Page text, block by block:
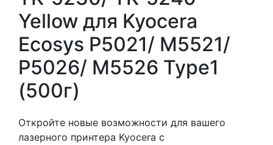
Yellow для Kyocera
Ecosys P5021/ M5521/
P5026/ M5526 Type1
(500г)
Откройте новые возможности для вашего
лазерного принтера Kyocera с